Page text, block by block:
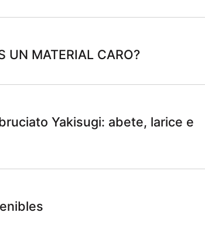
UN MATERIAL CARO?
Yakisugi: abete, larice e